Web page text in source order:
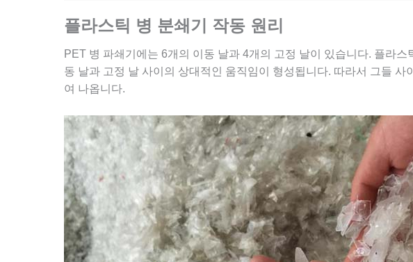
플라스틱 병 분쇄기 작동 원리
PET 병 파쇄기에는 6개의 이동 날과 4개의 고정 날이 있습니다. 플라
동 날과 고정 날 사이의 상대적인 움직임이 형성됩니다. 따라서 그들
여 나옵니다.